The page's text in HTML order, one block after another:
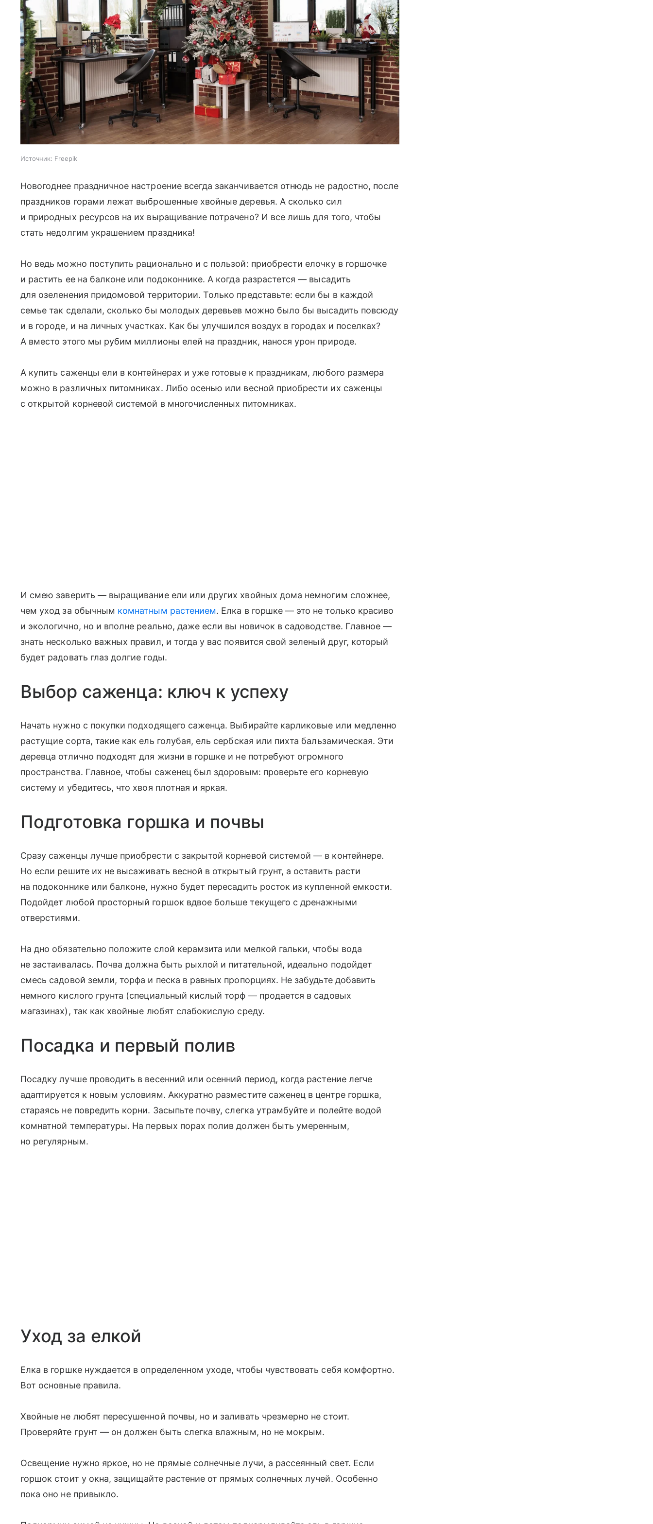
Источник: Freepik
Новогоднее праздничное настроение всегда заканчивается отнюдь не радостно, после
праздников горами лежат выброшенные хвойные деревья. А сколько сил
и природных ресурсов на их выращивание потрачено? И все лишь для того, чтобы
стать недолгим украшением праздника!
Но ведь можно поступить рационально и с пользой: приобрести елочку в горшочке
и растить ее на балконе или подоконнике. А когда разрастется — высадить
для озеленения придомовой территории. Только представьте: если бы в каждой
семье так сделали, сколько бы молодых деревьев можно было бы высадить повсюду
и в городе, и на личных участках. Как бы улучшился воздух в городах и поселках?
А вместо этого мы рубим миллионы елей на праздник, нанося урон природе.
А купить саженцы ели в контейнерах и уже готовые к праздникам, любого размера
можно в различных питомниках. Либо осенью или весной приобрести их саженцы
с открытой корневой системой в многочисленных питомниках.
И смею заверить — выращивание ели или других хвойных дома немногим сложнее,
чем уход за обычным комнатным растением. Елка в горшке — это не только красиво
и экологично, но и вполне реально, даже если вы новичок в садоводстве. Главное —
знать несколько важных правил, и тогда у вас появится свой зеленый друг, который
будет радовать глаз долгие годы.
​Выбор саженца: ключ к успеху
Начать нужно с покупки подходящего саженца. Выбирайте карликовые или медленно
растущие сорта, такие как ель голубая, ель сербская или пихта бальзамическая. Эти
деревца отлично подходят для жизни в горшке и не потребуют огромного
пространства. Главное, чтобы саженец был здоровым: проверьте его корневую
систему и убедитесь, что хвоя плотная и яркая.
​Подготовка горшка и почвы
Сразу саженцы лучше приобрести с закрытой корневой системой — в контейнере.
Но если решите их не высаживать весной в открытый грунт, а оставить расти
на подоконнике или балконе, нужно будет пересадить росток из купленной емкости.
Подойдет любой просторный горшок вдвое больше текущего с дренажными
отверстиями.
На дно обязательно положите слой керамзита или мелкой гальки, чтобы вода
не застаивалась. Почва должна быть рыхлой и питательной, идеально подойдет
смесь садовой земли, торфа и песка в равных пропорциях. Не забудьте добавить
немного кислого грунта (специальный кислый торф — продается в садовых
магазинах), так как хвойные любят слабокислую среду.
​Посадка и первый полив
Посадку лучше проводить в весенний или осенний период, когда растение легче
адаптируется к новым условиям. Аккуратно разместите саженец в центре горшка,
стараясь не повредить корни. Засыпьте почву, слегка утрамбуйте и полейте водой
комнатной температуры. На первых порах полив должен быть умеренным,
но регулярным.
​Уход за елкой
Елка в горшке нуждается в определенном уходе, чтобы чувствовать себя комфортно.
Вот основные правила.
Хвойные не любят пересушенной почвы, но и заливать чрезмерно не стоит.
Проверяйте грунт — он должен быть слегка влажным, но не мокрым.
Освещение нужно яркое, но не прямые солнечные лучи, а рассеянный свет. Если
горшок стоит у окна, защищайте растение от прямых солнечных лучей. Особенно
пока оно не привыкло.